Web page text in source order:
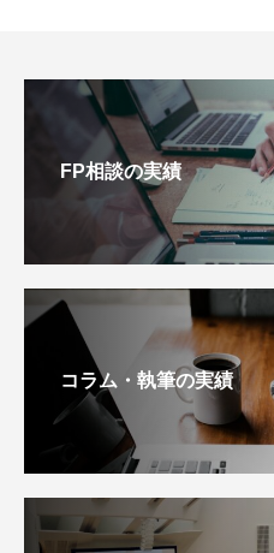
FP相談の実績
コラム・執筆の実績